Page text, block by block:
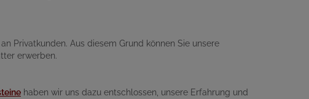
Privatkunden. Aus diesem Grund können Sie unsere
erwerben.
haben wir uns dazu entschlossen, unsere Erfahrung und